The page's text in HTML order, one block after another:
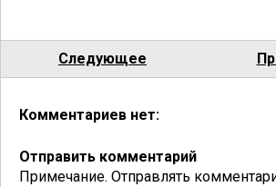
Следующее
Комментариев нет:
Отправить комментарий
Примечание. Отправлять